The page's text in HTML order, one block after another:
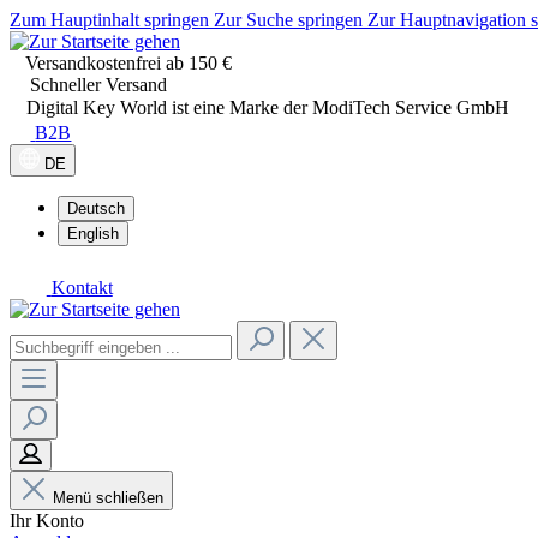
Zum Hauptinhalt springen Zur Suche springen Zur Hauptnavigation
Versandkostenfrei ab 150 €
Schneller Versand
Digital Key World ist eine Marke der ModiTech Service GmbH
B2B
DE
Deutsch
English
Kontakt
Menü schließen
Ihr Konto